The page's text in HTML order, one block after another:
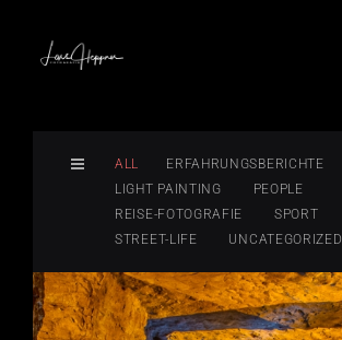
ALL
ERFAHRUNGSBERICHTE
LIGHT PAINTING
PEOPLE
REISE-FOTOGRAFIE
SPORT
STREET-LIFE
UNCATEGORIZED